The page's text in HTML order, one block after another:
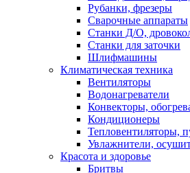
Рубанки, фрезеры
Сварочные аппараты
Станки Д/О,
Станки для заточки
Шлифмашины
Климатическая техника
Вентиляторы
Водонагреватели
Конвекторы,
Кондиционеры
Тепловентиляторы,
Увлажнители,
Красота и здоровье
Бритвы